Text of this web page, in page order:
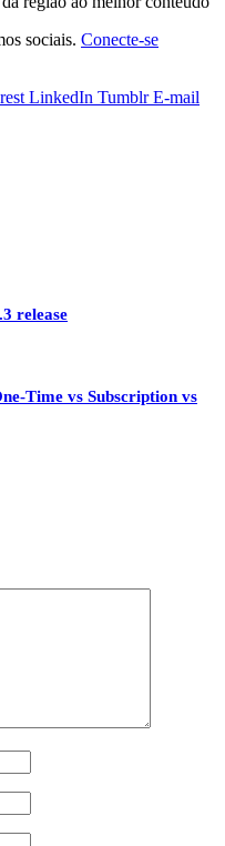
sociais. Conecte-se
LinkedIn Tumblr E-mail
release
Time vs Subscription vs